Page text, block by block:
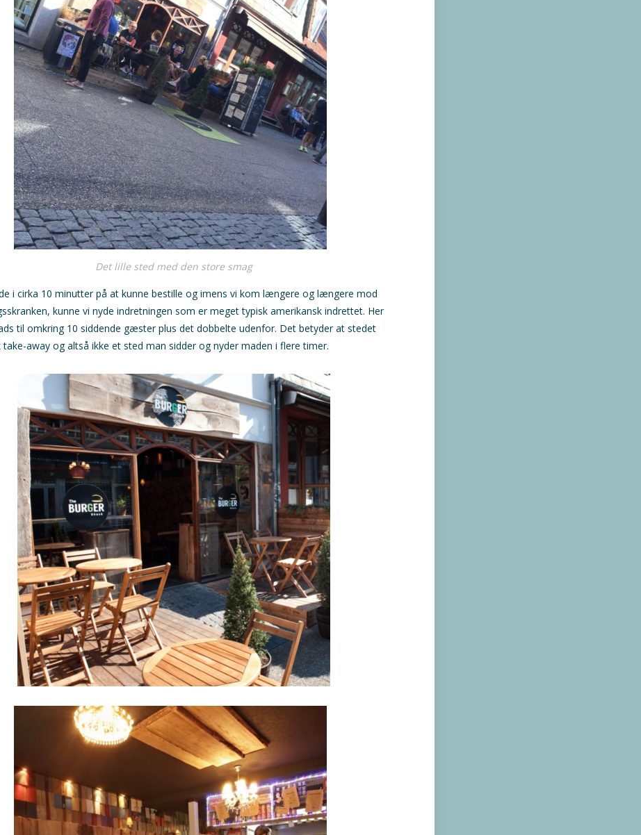
Det lille sted med den store smag
i cirka 10 minutter på at kunne bestille og imens vi kom længere og længere mod
kunne vi nyde indretningen som er meget typisk amerikansk indrettet. Her
til omkring 10 siddende gæster plus det dobbelte udenfor. Det betyder at stedet
take-away og altså ikke et sted man sidder og nyder maden i flere timer.